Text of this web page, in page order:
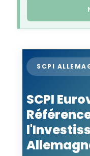
SCPI
SCPI